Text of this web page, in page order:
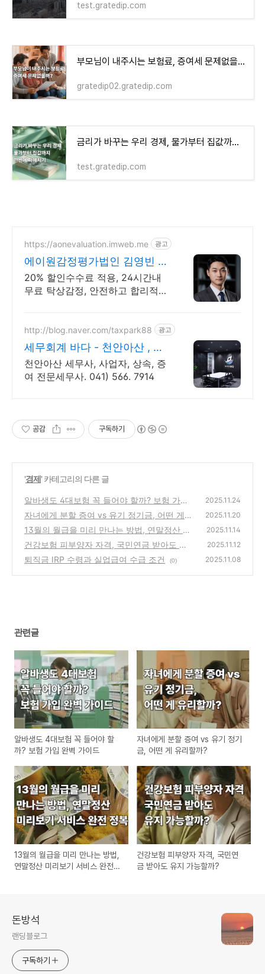
test.gratedip.com
부모님이 내주시는 보험료, 증여세 문제없을까?
gratedip02.gratedip.com
금리가 바꾸는 우리 경제, 물가부터 집값까지 한번에 파헤치기 - money-health
test.gratedip.com
https://aonevaluation.imweb.me 광고
에이원감정평가법인 김영빈 상
속증여세 절세
20% 할인수수료 적용, 24시간내
무료 탁상감정, 안전하고 합리적인
http://blog.naver.com/taxpark88 광고
세무회계 바다 - 천안아산 , 당
신의 친절한 절세파트너
천안아산 세무사, 사업자, 상속, 증
여 전문세무사. 041) 566. 7914
공감 구독하기
'경제' 카테고리의 다른 글
알바생도 4대보험 꼭 들어야 할까? 보험 가입
완벽 가이드
(0)
2025.11.24
자녀에게 분할 증여 vs 유기 정기금, 어떤 게
유리할까?
(0)
2025.11.20
13월의 월급을 미리 만나는 방법, 연말정산 미
리보기 서비스 완전 정복
(0)
2025.11.14
건강보험 피부양자 자격, 국민연금 받아도 유
지 가능할까?
(0)
2025.11.12
퇴직금 IRP 수령과 실업급여 수급 조건 (0) 2025.11.08
관련글
알바생도 4대보험 꼭 들어야 할
까? 보험 가입 완벽 가이드
자녀에게 분할 증여 vs 유기 정기
금, 어떤 게 유리할까?
13월의 월급을 미리 만나는 방법,
연말정산 미리보기 서비스 완전
건강보험 피부양자 자격, 국민연
금 받아도 유지 가능할까?
돈방석
랜딩블로그
구독하기